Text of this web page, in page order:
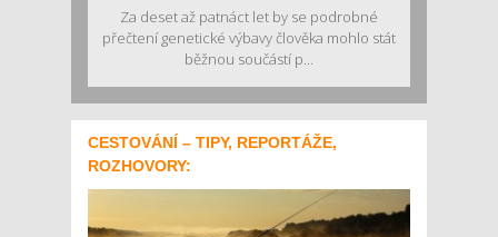
Za deset až patnáct let by se podrobné
přečtení genetické výbavy člověka mohlo stát
běžnou součástí p...
CESTOVÁNÍ – TIPY, REPORTÁŽE,
ROZHOVORY: